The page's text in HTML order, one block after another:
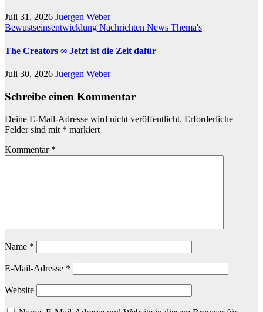
Juli 31, 2026 Juergen Weber
Bewustseinsentwicklung Nachrichten News Thema's
The Creators ∞ Jetzt ist die Zeit dafür
Juli 30, 2026 Juergen Weber
Schreibe einen Kommentar
Deine E-Mail-Adresse wird nicht veröffentlicht. Erforderliche
Felder sind mit * markiert
Kommentar *
Name *
E-Mail-Adresse *
Website